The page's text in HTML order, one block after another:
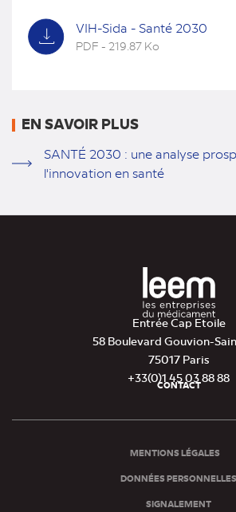
VIH-Sida - Santé 2030
PDF - 219.87 Ko
EN SAVOIR PLUS
SANTÉ 2030 : une analyse
l'innovation en santé
Entrée Cap Etoile
58 Boulevard Gouvion-
75017 Paris
+33(0)1 45 03 88 88
de
CONTACT
MENTIONS LÉGALES
DONNÉES PERSONNELLES
SIGNALEMENT